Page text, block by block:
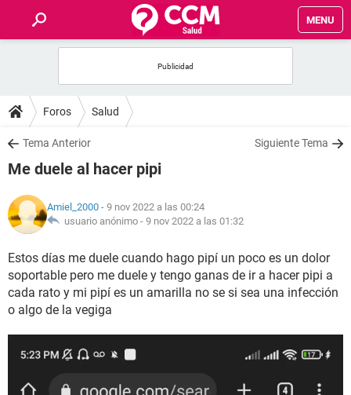
MENU
FOROS
SALUD
NUTRICIÓN
BIENESTAR
SEXUALIDAD
Foros Salud
Tema Anterior Siguiente Tema
Me duele al hacer pipi
Amiel_2000 - 9 nov 2022 a las 00:24
usuario anónimo - 9 nov 2022 a las 01:32
Estos días me duele cuando hago pipí un poco es un dolor
soportable pero me duele y tengo ganas de ir a hacer pipi a
cada rato y mi pipí es un amarilla no se si sea una infección
o algo de la vegiga